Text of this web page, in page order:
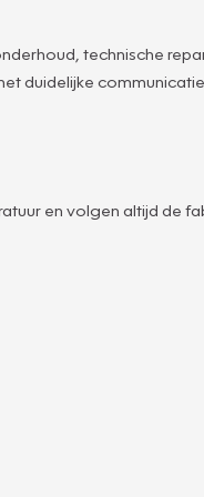
technische
duidelijke
en volgen altijd de